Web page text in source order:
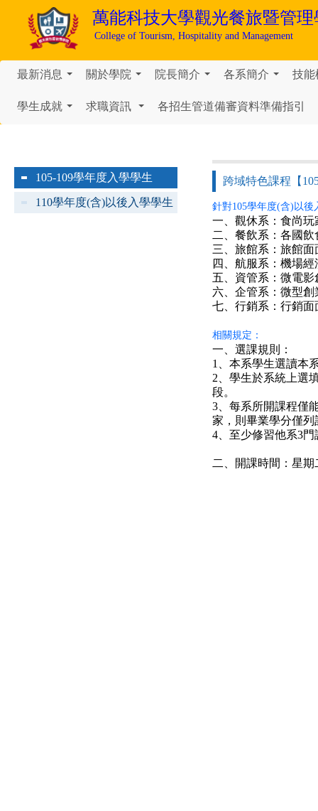
萬能科技大學觀光餐旅暨管理
College of Tourism, Hospitality and Management
最新消息 關於學院 院長簡介 各系簡介 技能
學生成就 求職資訊 各招生管道備審資料準備指引
105-109學年度入學學生
110學年度(含)以後入學學生
跨域特色課程【
針對105學年度(含)以
一、觀休系：食尚玩
二、餐飲系：各國飲
三、旅館系：旅館面
四、航服系：機場經
五、資管系：微電影
六、企管系：微型創
七、行銷系：行銷面
相關規定：
一、選課規則：
1、本系學生選讀本
2、學生於系統上選
段。
3、每系所開課程僅
家，則畢業學分僅列
4、至少修習他系3
二、開課時間：星